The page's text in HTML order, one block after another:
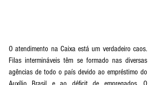
O atendimento na Caixa está um verdadeiro caos.
Filas intermináveis têm se formado nas diversas
agências de todo o país devido ao empréstimo do